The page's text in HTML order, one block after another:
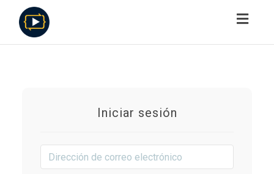
Iniciar sesión